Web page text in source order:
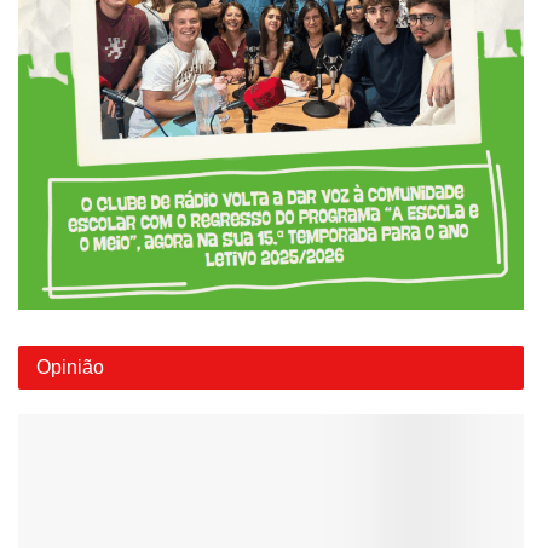
Opinião